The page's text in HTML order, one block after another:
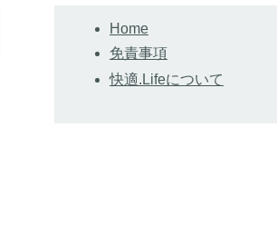
Home
免責事項
快適.Lifeについて